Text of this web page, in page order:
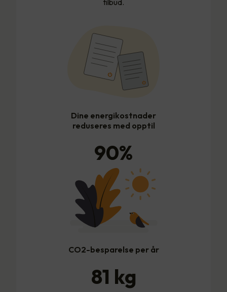
Dine energikostnader
reduseres med opptil
90%
CO2-besparelse per år
81 kg